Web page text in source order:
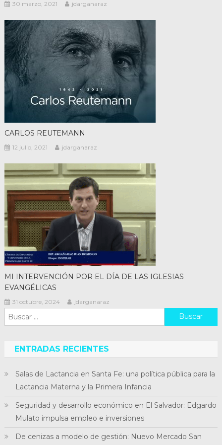
30 marzo, 2021 jdarganaraz
CARLOS REUTEMANN
12 julio, 2021 jdarganaraz
MI INTERVENCIÓN POR EL DÍA DE LAS IGLESIAS
EVANGÉLICAS
31 octubre, 2024 jdarganaraz
Buscar:
ENTRADAS RECIENTES
Salas de Lactancia en Santa Fe: una política pública para la
Lactancia Materna y la Primera Infancia
Seguridad y desarrollo económico en El Salvador: Edgardo
Mulato impulsa empleo e inversiones
De cenizas a modelo de gestión: Nuevo Mercado San